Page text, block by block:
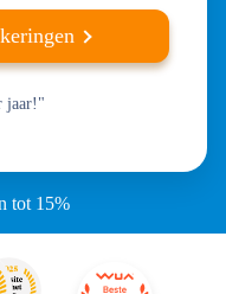
jaar!"
tot 15%